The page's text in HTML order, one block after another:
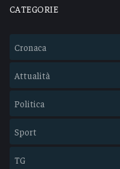
CATEGORIE
Cronaca
Attualità
Politica
Sport
TG